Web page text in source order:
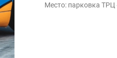
Место: парковка ТРЦ